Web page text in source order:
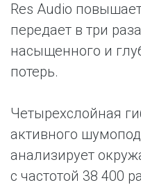
Res Audio
передает в три
насыщенного и
потерь.
Четырехслойная
активного
анализирует
с частотой 38 400